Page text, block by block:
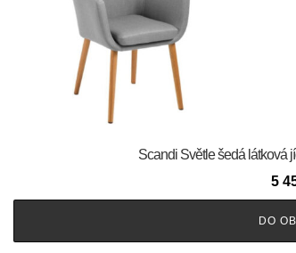
Scandi Světle šedá látková
5
DO